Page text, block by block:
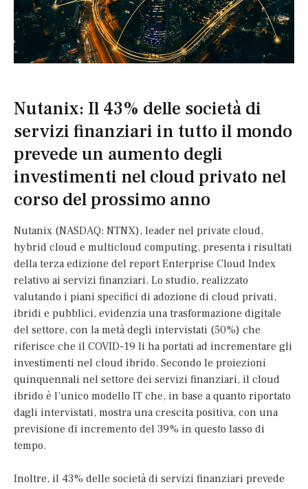
Nutanix: Il 43% delle società di
servizi finanziari in tutto il mondo
prevede un aumento degli
investimenti nel cloud privato nel
corso del prossimo anno
Nutanix (NASDAQ: NTNX), leader nel private cloud,
hybrid cloud e multicloud computing, presenta i risultati
della terza edizione del report Enterprise Cloud Index
relativo ai servizi finanziari. Lo studio, realizzato
valutando i piani specifici di adozione di cloud privati,
ibridi e pubblici, evidenzia una trasformazione digitale
del settore, con la metà degli intervistati (50%) che
riferisce che il COVID-19 li ha portati ad incrementare gli
investimenti nel cloud ibrido. Secondo le proiezioni
quinquennali nel settore dei servizi finanziari, il cloud
ibrido è l’unico modello IT che, in base a quanto riportato
dagli intervistati, mostra una crescita positiva, con una
previsione di incremento del 39% in questo lasso di
tempo.
Inoltre, il 43% delle società di servizi finanziari prevede